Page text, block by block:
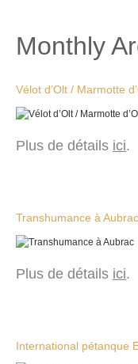
Monthly
Vélot d’Olt / Marmotte
Plus de détails ici.
Transhumance à Aubrac
Plus de détails ici.
International pétanque